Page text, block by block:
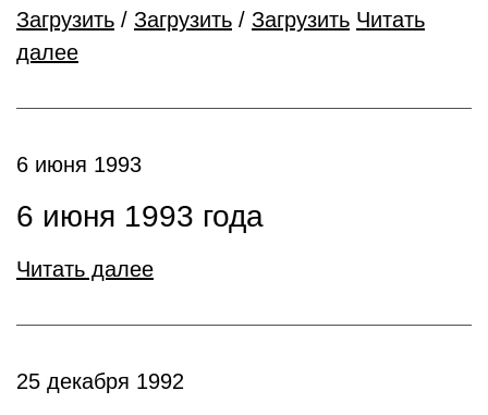
Загрузить / Загрузить / Загрузить Читать
далее
6 июня 1993
6 июня 1993 года
Читать далее
25 декабря 1992